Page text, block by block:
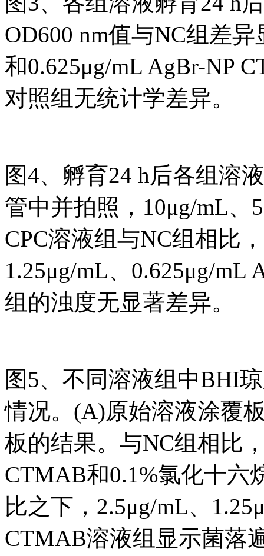
OD600 nm值与NC组差
和0.625μg/mL AgBr-NP
对照组无统计学差异。
图4、孵育24 h后各组溶
管中并拍照，10μg/mL、
CPC溶液组与NC组相比
1.25μg/mL、0.625μg/mL
组的浊度无显著差异。
图5、不同溶液组中BHI
情况。(A)原始溶液涂覆
板的结果。与NC组相比
CTMAB和0.1%氯化十六
比之下，2.5μg/mL、
CTMAB溶液组显示菌落